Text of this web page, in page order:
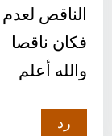
الناقص
فكان ناقصا
والله أعلم
رد